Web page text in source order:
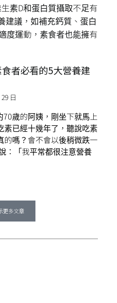
者必看的5大營養建
日
歲的阿姨，剛坐下就馬上
素已經十幾年了，聽說吃素
的嗎？會不會以後稍微跌一
：「我平常都很注意營養
更多文章